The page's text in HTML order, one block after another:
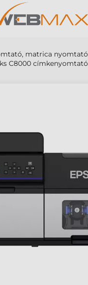
matrica nyomtató
C8000 címkenyomtató